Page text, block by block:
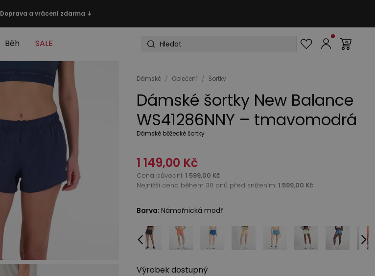
Doprava a vrácení zdarma ↓
Běh SALE
Dámské / Oblečení / Šortky
Dámské šortky New Balance
WS41286NNY – tmavomodrá
Dámské běžecké šortky
1 149,00 Kč
Cena původní: 1 599,00 Kč
Nejnižší cena během 30 dnů před snížením: 1 599,00 Kč
Barva: Námořnická modř
Výrobek dostupný